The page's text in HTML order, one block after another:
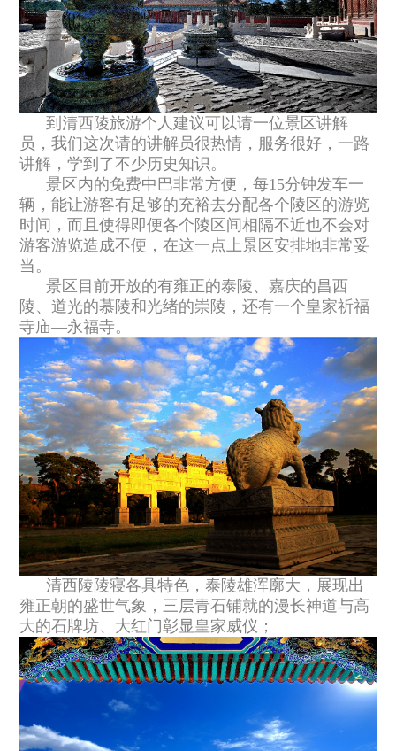
到清西陵旅游个人建议可以请一位景区讲解
员，我们这次请的讲解员很热情，服务很好，一路
讲解，学到了不少历史知识。
景区内的免费中巴非常方便，每15分钟发车一
辆，能让游客有足够的充裕去分配各个陵区的游览
时间，而且使得即便各个陵区间相隔不近也不会对
游客游览造成不便，在这一点上景区安排地非常妥
当。
景区目前开放的有雍正的泰陵、嘉庆的昌西
陵、道光的慕陵和光绪的崇陵，还有一个皇家祈福
寺庙—永福寺。
清西陵陵寝各具特色，泰陵雄浑廓大，展现出
雍正朝的盛世气象，三层青石铺就的漫长神道与高
大的石牌坊、大红门彰显皇家威仪；